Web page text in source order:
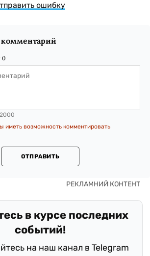
ошибку
комментарий
0
2000
иметь возможность комментировать
ОТПРАВИТЬ
в курсе последних
событий!
на наш канал в Telegram